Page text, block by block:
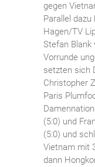
gegen
Parallel
Hagen/TV
Stefan Blank
Vorrunde
setzten sich
Christopher
Paris
(5:0) und
(5:0) und
Vietnam mit
dann